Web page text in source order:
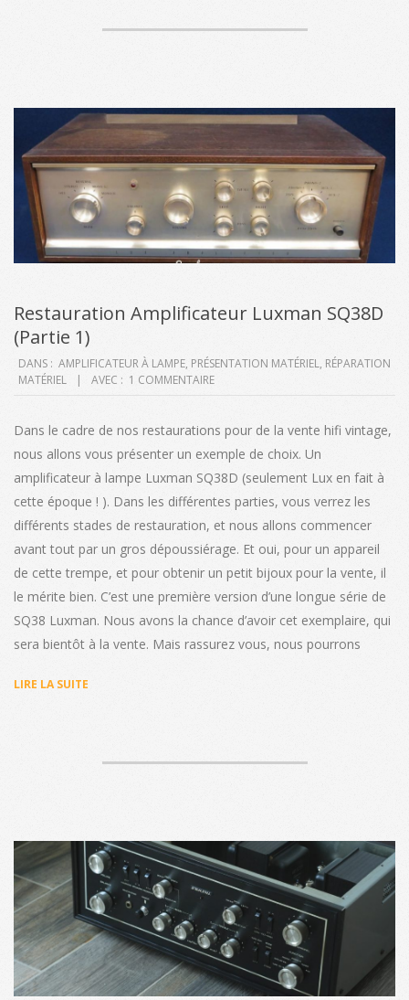
Restauration Amplificateur Luxman SQ38D
(Partie 1)
2020-
10-
DANS : AMPLIFICATEUR À LAMPE, PRÉSENTATION MATÉRIEL, RÉPARATION
MATÉRIEL
AVEC : 1 COMMENTAIRE
Dans le cadre de nos restaurations pour de la vente hifi vintage,
nous allons vous présenter un exemple de choix. Un
amplificateur à lampe Luxman SQ38D (seulement Lux en fait à
cette époque ! ). Dans les différentes parties, vous verrez les
différents stades de restauration, et nous allons commencer
avant tout par un gros dépoussiérage. Et oui, pour un appareil
de cette trempe, et pour obtenir un petit bijoux pour la vente, il
le mérite bien. C’est une première version d’une longue série de
SQ38 Luxman. Nous avons la chance d’avoir cet exemplaire, qui
sera bientôt à la vente. Mais rassurez vous, nous pourrons
LIRE LA SUITE